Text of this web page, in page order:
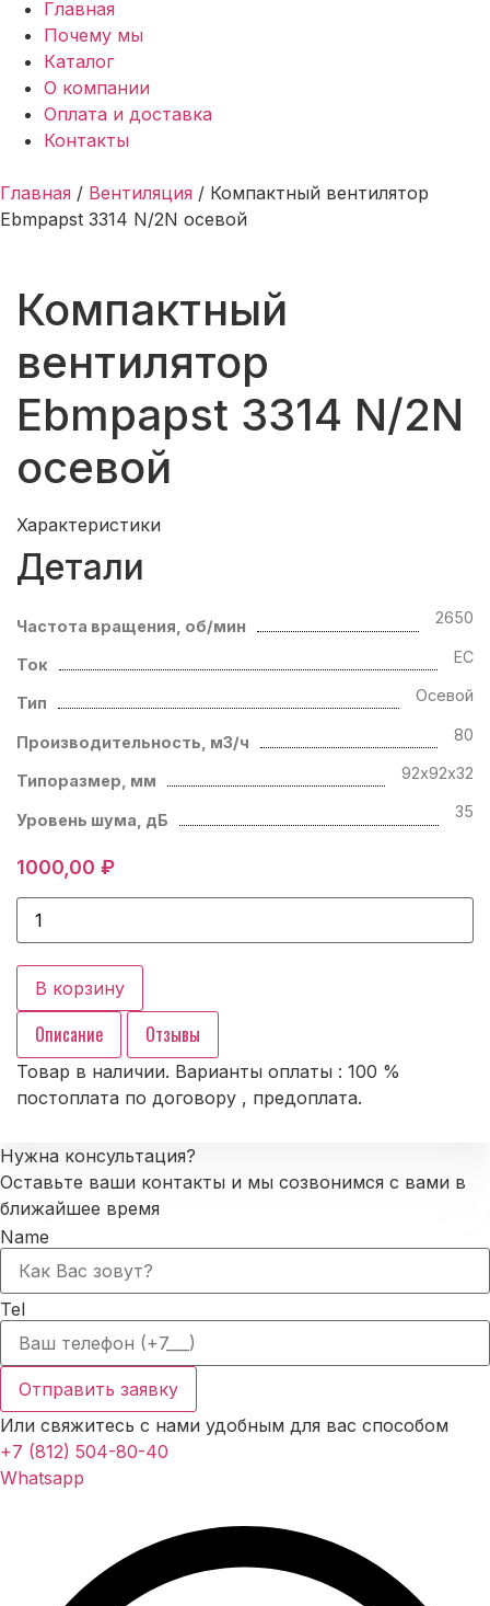
Главная
Почему мы
Каталог
О компании
Оплата и доставка
Контакты
Главная / Вентиляция / Компактный вентилятор
Ebmpapst 3314 N/2N осевой
Компактный
вентилятор
Ebmpapst 3314 N/2N
осевой
Характеристики
Детали
Частота вращения, об/мин 2650
Ток EC
Тип Осевой
Производительность, м3/ч 80
Типоразмер, мм 92х92х32
Уровень шума, дБ 35
1000,00 ₽
Количество
товара
Компактный
Ebmpapst
3314
N/2N
осевой
В корзину
Описание Отзывы
Товар в наличии. Варианты оплаты : 100 %
постоплата по договору , предоплата.
Нужна консультация?
Оставьте ваши контакты и мы созвонимся с вами в
ближайшее время
Name
Tel
Отправить заявку
Или свяжитесь с нами удобным для вас способом
+7 (812) 504-80-40
Whatsapp